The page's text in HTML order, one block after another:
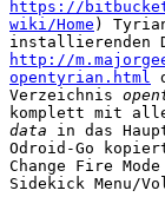
https://
wiki/Home )
installierenden
http://
opentyrian.html
Verzeichnis
komplett mit
data in das
Odroid-Go
Change Fire
Sidekick Menu/